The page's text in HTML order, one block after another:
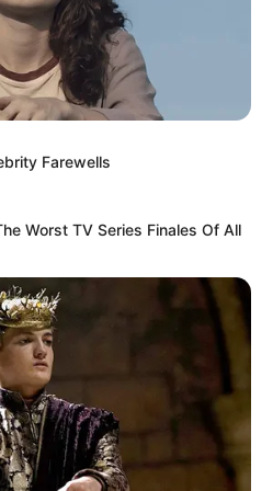
Farewells
Worst TV Series Finales Of All